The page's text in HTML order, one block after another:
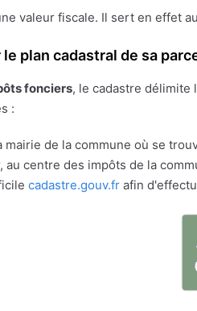
valeur fiscale. Il sert en effet
plan cadastral de sa
fonciers, le cadastre délimite
:
mairie de la commune où se
au centre des impôts de la
cadastre.gouv.fr afin